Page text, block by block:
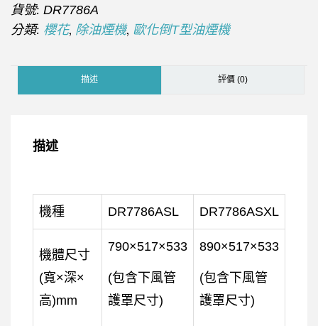
貨號: DR7786A
分類: 櫻花, 除油煙機, 歐化倒T型油煙機
描述 評價 (0)
描述
機種 DR7786ASL DR7786ASXL
機體尺寸
(寬×深×
高)mm
790×517×533
(包含下風管
護罩尺寸)
890×517×533
(包含下風管
護罩尺寸)